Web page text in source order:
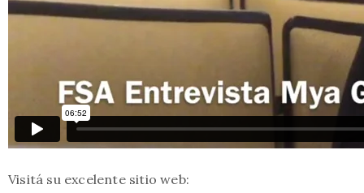
Visitá su excelente sitio web: